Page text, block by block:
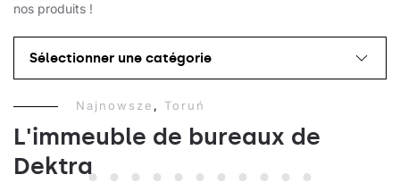
nos produits !
Sélectionner une catégorie
Najnowsze , Toruń
L'immeuble de bureaux de
Dektra